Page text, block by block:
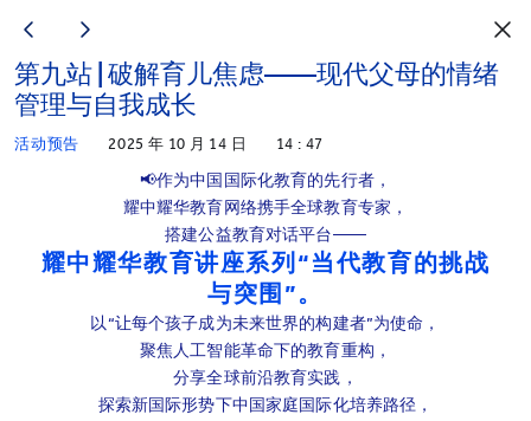
第九站 | 破解育儿焦虑——现代父母的情绪
管理与自我成长
活动预告 2025 年 10 月 14 日 14 : 47
📢作为中国国际化教育的先行者，
耀中耀华教育网络携手全球教育专家，
搭建公益教育对话平台——
耀中耀华教育讲座系列“当代教育的挑战
与突围”。
以“让每个孩子成为未来世界的构建者”为使命，
聚焦人工智能革命下的教育重构，
分享全球前沿教育实践，
探索新国际形势下中国家庭国际化培养路径，